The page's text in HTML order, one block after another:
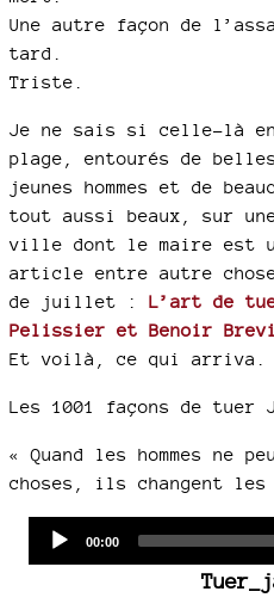
Une autre façon de
tard.
Triste.
Je ne sais si celle-là
plage, entourés de
jeunes hommes et de
tout aussi beaux, sur
ville dont le maire est
article entre autre chose
de juillet : L’art de
Pelissier et Benoir
Et voilà, ce qui arriva.
Les 1001 façons de tuer
« Quand les hommes ne
choses, ils changent les
Current
00:00